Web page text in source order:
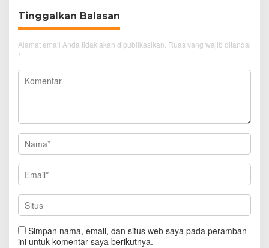
Tinggalkan Balasan
Alamat email Anda tidak akan dipublikasikan. Ruas yang wajib ditandai
*
Simpan nama, email, dan situs web saya pada peramban
ini untuk komentar saya berikutnya.